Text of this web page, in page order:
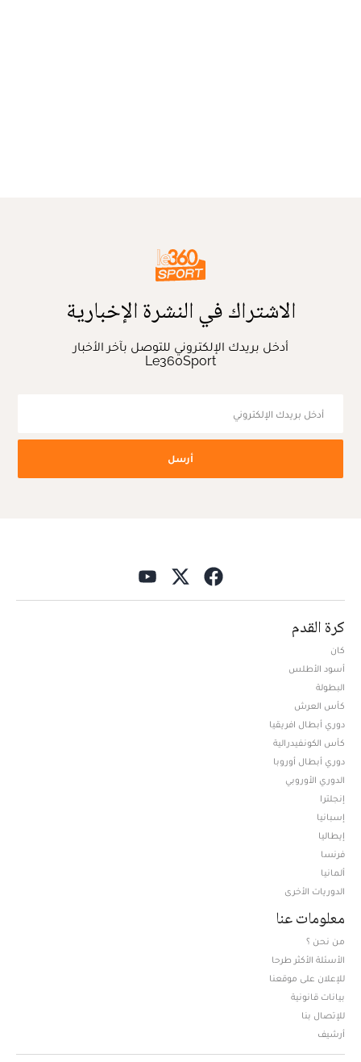
الاشتراك في النشرة الإخبارية
أدخل بريدك الإلكتروني للتوصل بآخر الأخبار
Le360Sport
أرسل
كرة القدم
كان
أسود الأطلس
البطولة
كأس العرش
دوري أبطال افريقيا
كأس الكونفيدرالية
دوري أبطال أوروبا
الدوري الأوروبي
إنجلترا
إسبانيا
إيطاليا
فرنسا
ألمانيا
الدوريات الأخرى
معلومات عنا
من نحن ؟
الأسئلة الأكثر طرحا
للإعلان على موقعنا
بيانات قانونية
للإتصال بنا
أرشيف